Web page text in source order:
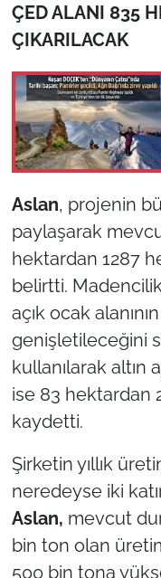
ÇED ALANI 835
ÇIKARILACAK
Aslan, projenin
paylaşarak
hektardan 1287
belirtti.
açık ocak
genişletileceğini
kullanılarak altın
ise 83 hektardan
kaydetti.
Şirketin yıllık
neredeyse iki
Aslan, mevcut
bin ton olan
500 bin tona